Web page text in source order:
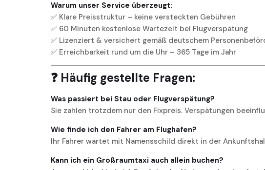
Warum unser Service überzeugt:
✅ Klare Preisstruktur – keine versteckten Gebühren
✅ 60 Minuten kostenlose Wartezeit bei Flugverspätung
✅ Lizenziert & versichert gemäß deutschem
✅ Erreichbarkeit rund um die Uhr – 365 Tage im Jahr
❓ Häufig gestellte Fragen:
Was passiert bei Stau oder Flugverspätung?
Sie zahlen trotzdem nur den Fixpreis. Verspätungen
Wie finde ich den Fahrer am Flughafen?
Ihr Fahrer wartet mit Namensschild direkt in der
Kann ich ein Großraumtaxi auch allein buchen?